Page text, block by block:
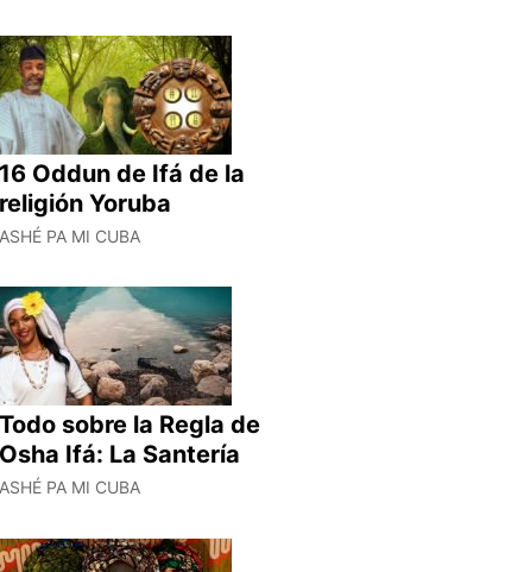
16 Oddun de Ifá de la
religión Yoruba
ASHÉ PA MI CUBA
Todo sobre la Regla de
Osha Ifá: La Santería
ASHÉ PA MI CUBA